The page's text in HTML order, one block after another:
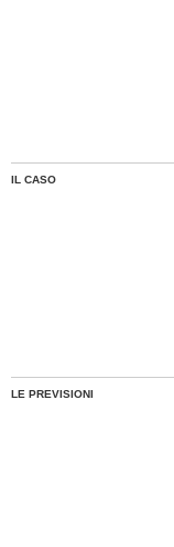
IL CASO
LE PREVISIONI